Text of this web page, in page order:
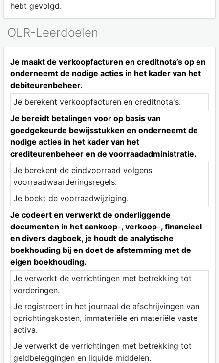
hebt gevolgd.
OLR-Leerdoelen
Je maakt de verkoopfacturen en creditnota’s op en
onderneemt de nodige acties in het kader van het
debiteurenbeheer.
Je berekent verkoopfacturen en creditnota's.
Je bereidt betalingen voor op basis van
goedgekeurde bewijsstukken en onderneemt de
nodige acties in het kader van het
crediteurenbeheer en de voorraadadministratie.
Je berekent de eindvoorraad volgens
voorraadwaarderingsregels.
Je boekt de voorraadwijziging.
Je codeert en verwerkt de onderliggende
documenten in het aankoop-, verkoop-, financieel
en divers dagboek, je houdt de analytische
boekhouding bij en doet de afstemming met de
eigen boekhouding.
Je verwerkt de verrichtingen met betrekking tot
vorderingen.
Je registreert in het journaal de afschrijvingen van
oprichtingskosten, immateriële en materiële vaste
activa.
Je verwerkt de verrichtingen met betrekking tot
geldbeleggingen en liquide middelen.